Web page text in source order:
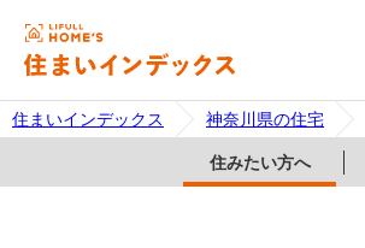
住まいインデックス 神奈川県の住宅
住みたい方へ